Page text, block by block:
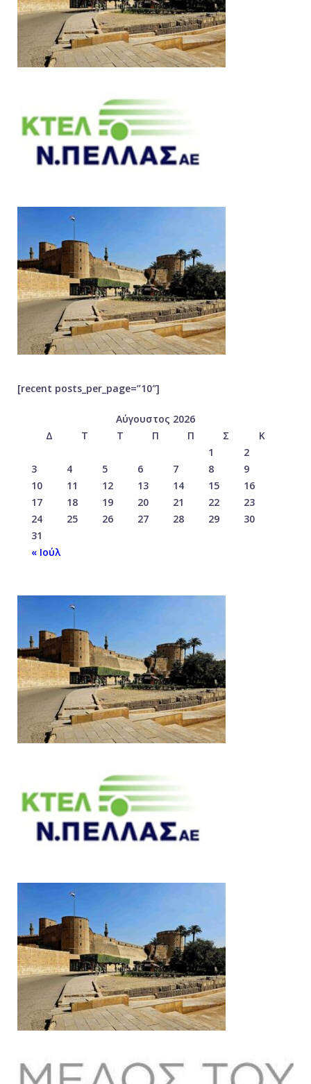
[recent posts_per_page=”10″]
Αύγουστος 2026
Δ
Τ Τ Π Π Σ
Κ
1
2
3
4 5 6 7 8
9
10
11 12 13 14 15
16
17
18 19 20 21 22
23
24
25 26 27 28 29
30
31
« Ιούλ